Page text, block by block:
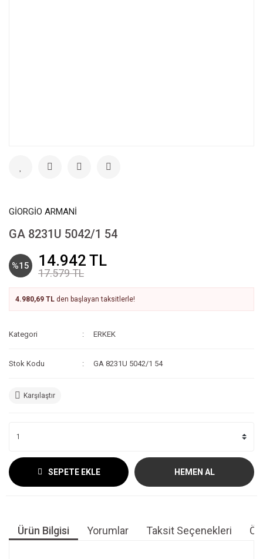
GİORGİO ARMANİ
GA 8231U 5042/1 54
%15 14.942 TL
17.579 TL
4.980,69 TL den başlayan taksitlerle!
Kategori ERKEK
Stok Kodu GA 8231U 5042/1 54
Karşılaştır
SEPETE EKLE HEMEN AL
Ürün Bilgisi Yorumlar Taksit Seçenekleri